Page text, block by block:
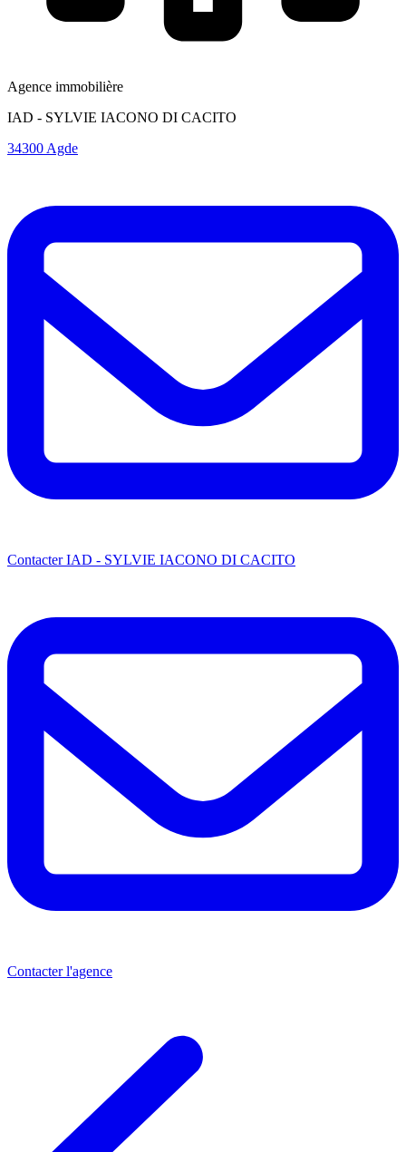
Agence immobilière
IAD - SYLVIE IACONO DI CACITO
34300 Agde
Contacter IAD - SYLVIE IACONO DI CACITO
Contacter l'agence